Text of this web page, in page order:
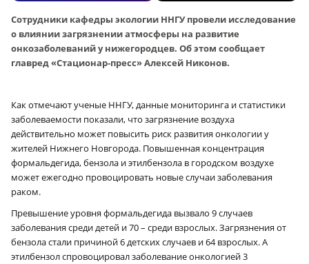
Сотрудники кафедры экологии ННГУ провели исследование
о влиянии загрязнении атмосферы на развитие
онкозаболеваний у нижегородцев. Об этом сообщает
главред «Стационар-пресс» Алексей Никонов.
Как отмечают ученые ННГУ, данные мониторинга и статистики
заболеваемости показали, что загрязнение воздуха
действительно может повысить риск развития онкологии у
жителей Нижнего Новгорода. Повышенная концентрация
формальдегида, бензола и этилбензола в городском воздухе
может ежегодно провоцировать новые случаи заболевания
раком.
Превышение уровня формальдегида вызвало 9 случаев
заболевания среди детей и 70 – среди взрослых. Загрязнения от
бензола стали причиной 6 детских случаев и 64 взрослых. А
этилбензол спровоцировал заболевание онкологией 3